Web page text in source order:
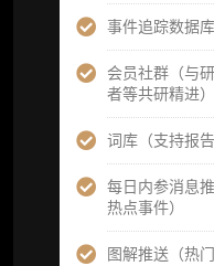
事件追踪数据库
会员社群（与
者等共研精进）
词库（支持报
每日内参消息
热点事件）
图解推送（热
淀内容）​
研精进）
可下载报告
供，2次/年)